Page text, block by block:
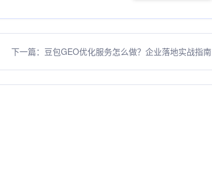
下一篇：豆包GEO优化服务怎么做？企业落地实战指南